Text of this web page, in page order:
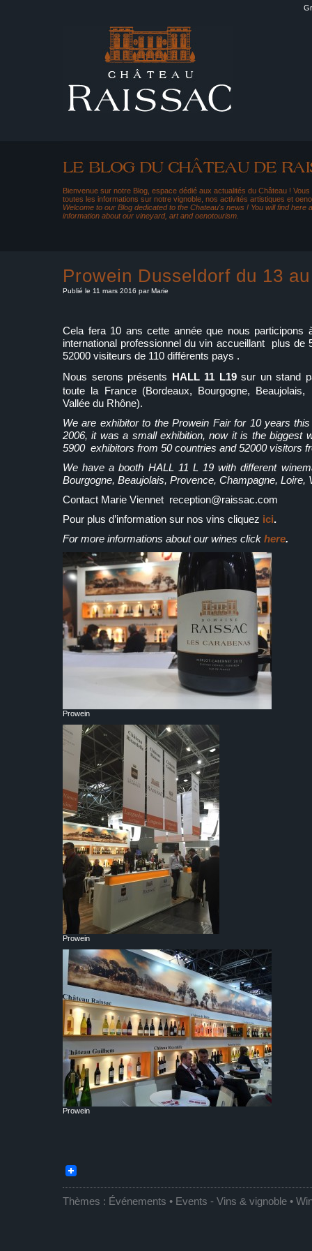
Bienvenue sur notre Blog, espace dédié aux actualités du Château !
toutes les informations sur notre vignoble, nos activités artistiques et
Welcome to our Blog dedicated to the Chateau's news ! You will find here
information about our vineyard, art and oenotourism.
Prowein Dusseldorf du 13
Publié le 11 mars 2016 par Marie
Cela fera 10 ans cette année que nous participons
international professionnel du vin accueillant plus
52000 visiteurs de 110 différents pays .
Nous serons présents HALL 11 L19sur un stand
toute la France (Bordeaux, Bourgogne, Beaujolais,
Vallée du Rhône).
We are exhibitor to the Prowein Fair for 10 years
2006, it was a small exhibition, now it is the biggest
5900 exhibitors from 50 countries and 52000 visitors
We have a booth HALL 11 L 19 with different
Bourgogne, Beaujolais, Provence, Champagne, Loire,
Contact Marie Viennet reception@raissac.com
Pour plus d’information sur nos vins cliquez ici.
For more informations about our wines click here.
Prowein
Prowein
Prowein
Thèmes : Événements • Events - Vins & vignoble •